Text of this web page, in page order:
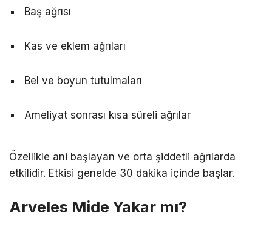
Baş ağrısı
Kas ve eklem ağrıları
Bel ve boyun tutulmaları
Ameliyat sonrası kısa süreli ağrılar
Özellikle ani başlayan ve orta şiddetli ağrılarda
etkilidir. Etkisi genelde 30 dakika içinde başlar.
Arveles Mide Yakar mı?